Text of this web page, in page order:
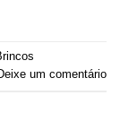
um comentário